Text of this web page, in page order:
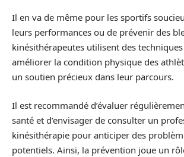
Il en va de même pour les sportifs
leurs performances ou de prévenir des
kinésithérapeutes utilisent des
améliorer la condition physique des
un soutien précieux dans leur parcours.
Il est recommandé d’évaluer
santé et d’envisager de consulter un
kinésithérapie pour anticiper des
potentiels. Ainsi, la prévention joue un